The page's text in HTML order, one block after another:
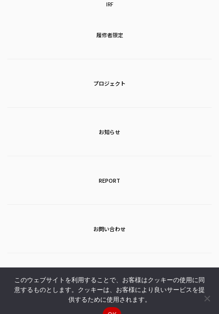
IRF
履修者限定
プロジェクト
お知らせ
REPORT
お問い合わせ
アクセス
このウェブサイトを利用することで、お客様はクッキーの使用に同
意するものとします。クッキーは、お客様により良いサービスを提
供するために使用されます。